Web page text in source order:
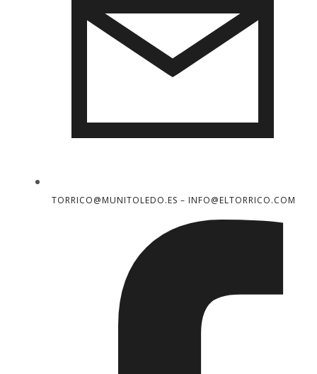
TORRICO@MUNITOLEDO.ES – INFO@ELTORRICO.COM